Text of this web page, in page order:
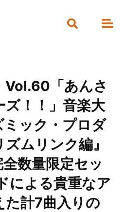
Vol.60「あんさ
ズ！！」音楽大
ミック・プロダ
ムリンク編』
数量限定セッ
による貴重なア
た計7曲入りの